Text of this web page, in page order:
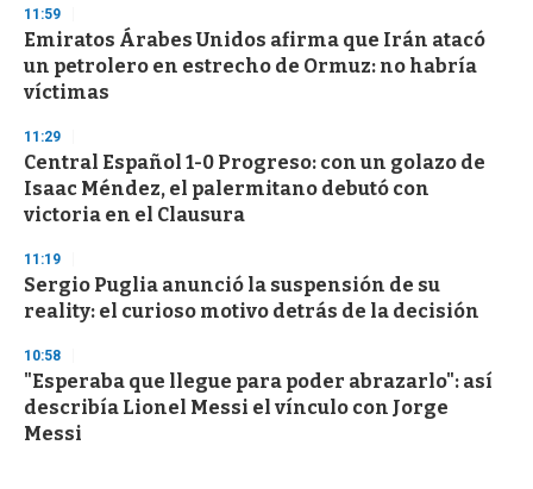
11:59
Emiratos Árabes Unidos afirma que Irán atacó
un petrolero en estrecho de Ormuz: no habría
víctimas
11:29
Central Español 1-0 Progreso: con un golazo de
Isaac Méndez, el palermitano debutó con
victoria en el Clausura
11:19
Sergio Puglia anunció la suspensión de su
reality: el curioso motivo detrás de la decisión
10:58
"Esperaba que llegue para poder abrazarlo": así
describía Lionel Messi el vínculo con Jorge
Messi